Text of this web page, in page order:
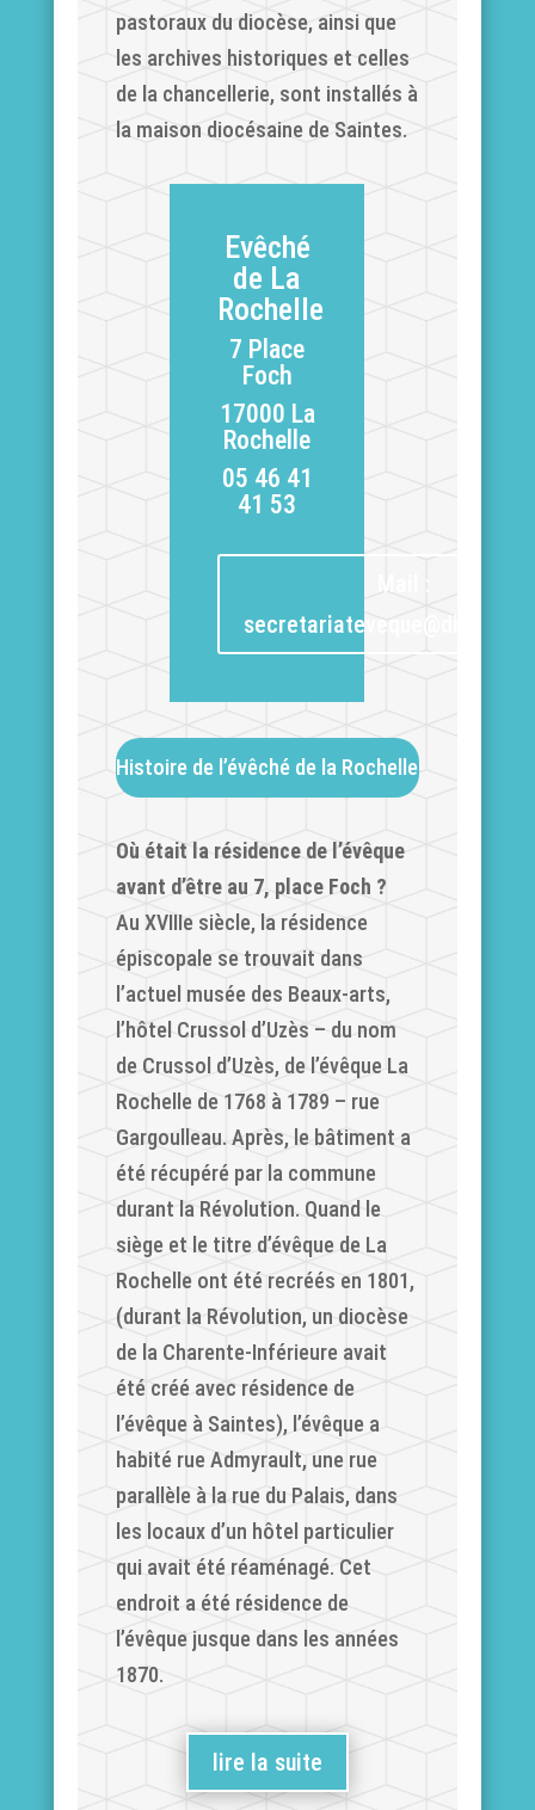
pastoraux du diocèse, ainsi que
les archives historiques et celles
de la chancellerie, sont installés à
la maison diocésaine de Saintes.
Evêché
de La
Rochelle
7 Place
Foch
17000 La
Rochelle
05 46 41
41 53
Mail :
Histoire de l’évêché de la Rochelle
Où était la résidence de l’évêque
avant d’être au 7, place Foch ?
Au XVIIIe siècle, la résidence
épiscopale se trouvait dans
l’actuel musée des Beaux-arts,
l’hôtel Crussol d’Uzès – du nom
de Crussol d’Uzès, de l’évêque La
Rochelle de 1768 à 1789 – rue
Gargoulleau. Après, le bâtiment a
été récupéré par la commune
durant la Révolution. Quand le
siège et le titre d’évêque de La
Rochelle ont été recréés en 1801,
(durant la Révolution, un diocèse
de la Charente-Inférieure avait
été créé avec résidence de
l’évêque à Saintes), l’évêque a
habité rue Admyrault, une rue
parallèle à la rue du Palais, dans
les locaux d’un hôtel particulier
qui avait été réaménagé. Cet
endroit a été résidence de
l’évêque jusque dans les années
1870.
lire la suite